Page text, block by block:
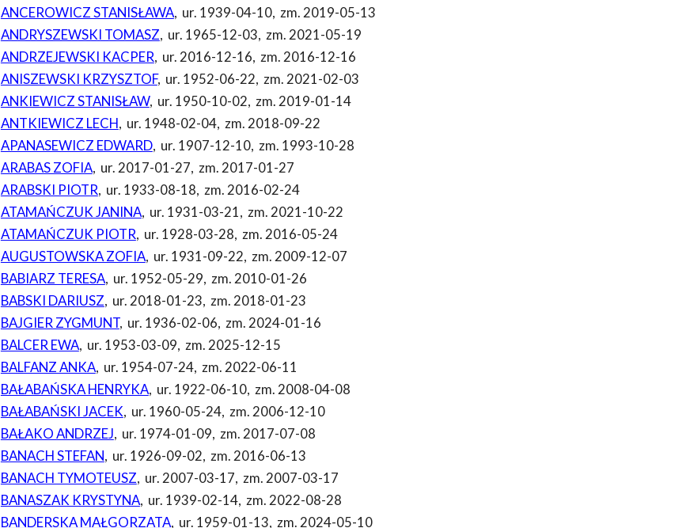
ANCEROWICZ STANISŁAWA, ur. 1939-04-10, zm. 2019-05-13
ANDRYSZEWSKI TOMASZ, ur. 1965-12-03, zm. 2021-05-19
ANDRZEJEWSKI KACPER, ur. 2016-12-16, zm. 2016-12-16
ANISZEWSKI KRZYSZTOF, ur. 1952-06-22, zm. 2021-02-03
ANKIEWICZ STANISŁAW, ur. 1950-10-02, zm. 2019-01-14
ANTKIEWICZ LECH, ur. 1948-02-04, zm. 2018-09-22
APANASEWICZ EDWARD, ur. 1907-12-10, zm. 1993-10-28
ARABAS ZOFIA, ur. 2017-01-27, zm. 2017-01-27
ARABSKI PIOTR, ur. 1933-08-18, zm. 2016-02-24
ATAMAŃCZUK JANINA, ur. 1931-03-21, zm. 2021-10-22
ATAMAŃCZUK PIOTR, ur. 1928-03-28, zm. 2016-05-24
AUGUSTOWSKA ZOFIA, ur. 1931-09-22, zm. 2009-12-07
BABIARZ TERESA, ur. 1952-05-29, zm. 2010-01-26
BABSKI DARIUSZ, ur. 2018-01-23, zm. 2018-01-23
BAJGIER ZYGMUNT, ur. 1936-02-06, zm. 2024-01-16
BALCER EWA, ur. 1953-03-09, zm. 2025-12-15
BALFANZ ANKA, ur. 1954-07-24, zm. 2022-06-11
BAŁABAŃSKA HENRYKA, ur. 1922-06-10, zm. 2008-04-08
BAŁABAŃSKI JACEK, ur. 1960-05-24, zm. 2006-12-10
BAŁAKO ANDRZEJ, ur. 1974-01-09, zm. 2017-07-08
BANACH STEFAN, ur. 1926-09-02, zm. 2016-06-13
BANACH TYMOTEUSZ, ur. 2007-03-17, zm. 2007-03-17
BANASZAK KRYSTYNA, ur. 1939-02-14, zm. 2022-08-28
BANDERSKA MAŁGORZATA, ur. 1959-01-13, zm. 2024-05-10